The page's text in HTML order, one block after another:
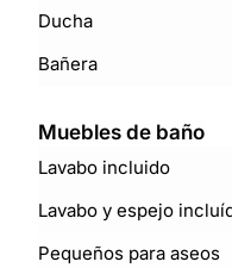
Ducha
Bañera
Muebles de baño
Lavabo incluido
Lavabo y espejo
Pequeños para aseos